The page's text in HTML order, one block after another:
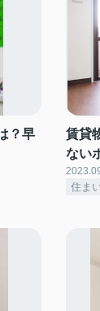
？早
賃貸
ない
住ま